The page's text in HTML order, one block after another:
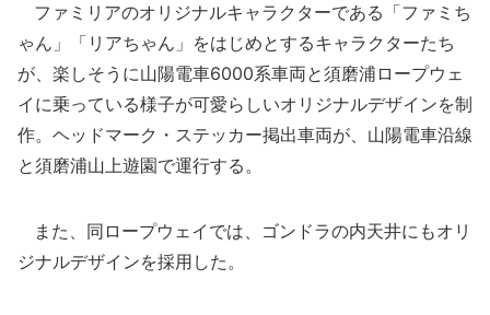
ファミリアのオリジナルキャラクターである「ファミち
ゃん」「リアちゃん」をはじめとするキャラクターたち
が、楽しそうに山陽電車6000系車両と須磨浦ロープウェ
イに乗っている様子が可愛らしいオリジナルデザインを制
作。ヘッドマーク・ステッカー掲出車両が、山陽電車沿線
と須磨浦山上遊園で運行する。
また、同ロープウェイでは、ゴンドラの内天井にもオリ
ジナルデザインを採用した。